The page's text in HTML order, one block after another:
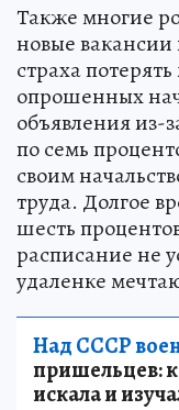
Также многие
новые
страха
опрошенных
объявления из-
по семь
своим
труда. Долгое
шесть
расписание не
удаленке
Над СССР
пришельцев:
искала и